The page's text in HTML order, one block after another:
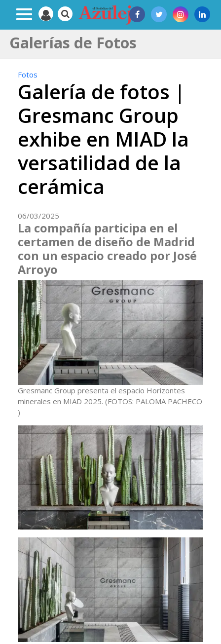
Galerías de Fotos
Fotos
Galería de fotos |
Gresmanc Group
exhibe en MIAD la
versatilidad de la
cerámica
06/03/2025
La compañía participa en el
certamen de diseño de Madrid
con un espacio creado por José
Arroyo
Gresmanc Group presenta el espacio Horizontes
minerales en MIAD 2025. (FOTOS: PALOMA PACHECO
)